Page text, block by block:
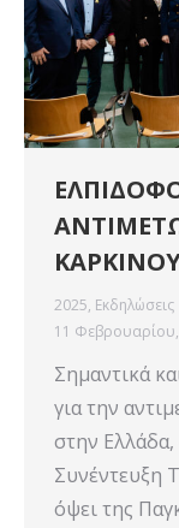
2025, Εκδηλώσεις
11
Σημαντικά
για την
στην
Συνέντευξη
όψει της